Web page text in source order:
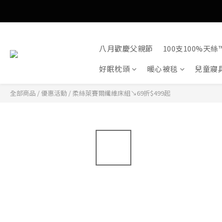
八月歡慶父親節
100支100%天絲
好眠枕頭
暖心被毯 兒童寢
全部商品 /優惠活動 / 柔絲萊賽爾纖維床組↘69折$499起